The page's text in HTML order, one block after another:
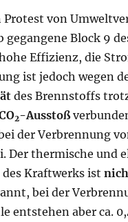
Protest von
gegangene Block 9
Effizienz, die
ist jedoch wegen
des Brennstoffs
2-Ausstoß
der Verbrennung
Der thermische und
des Kraftwerks ist
bei der
entstehen aber ca.